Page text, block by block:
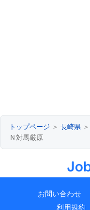
トップページ ＞ 長崎県 ＞
Ｎ対馬厳原
お問い合わせ
利用規約